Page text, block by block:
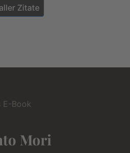
Zitate
E-Book
Mori